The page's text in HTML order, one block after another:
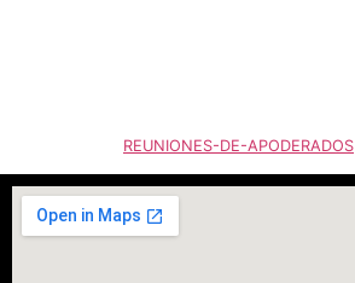
REUNIONES-DE-APODERADOS